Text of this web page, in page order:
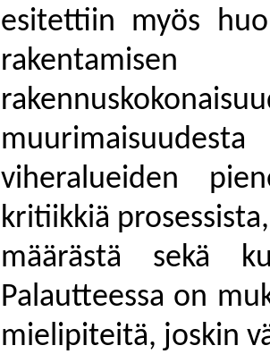
esitettiin myös
rakentamisen
viheralueiden
kritiikkiä
määrästä sekä
Palautteessa on
mielipiteitä, joskin